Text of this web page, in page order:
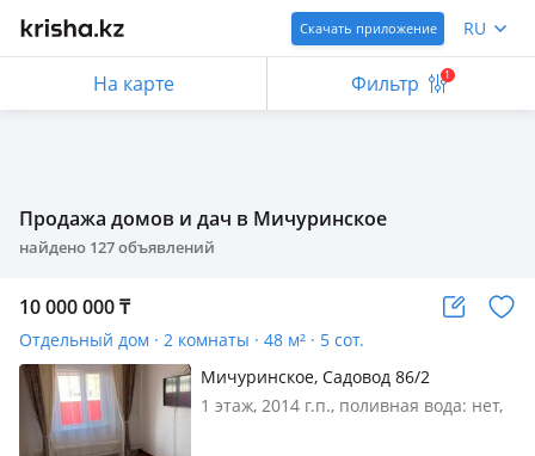
Скачать приложение RU
На карте Фильтр 1
Продажа домов и дач в Мичуринское
найдено 127объявлений
10 000 000₸
Отдельный дом · 2 комнаты · 48 м² · 5 сот.
Мичуринское, Садовод 86/2
1 этаж, 2014 г.п., поливная вода: нет,